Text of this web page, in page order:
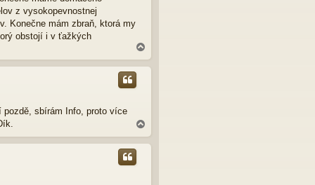
z vysokopevnostnej
Konečne mám zbraň, ktorá my
obstojí i v ťažkých
a
h
sbírám Info, proto více
a
h